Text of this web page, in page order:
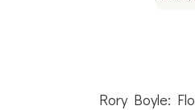
Rory Boyle: